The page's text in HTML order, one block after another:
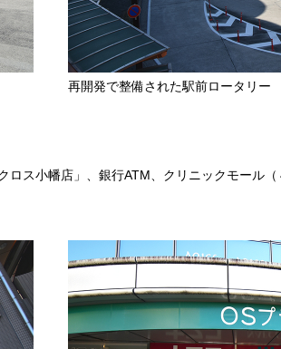
再開発で整備された駅前ロータリー
ロス小幡店」、銀行ATM、クリニックモール